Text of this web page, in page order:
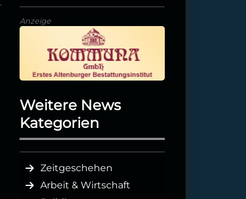
Anzeige
Weitere News
Kategorien
Zeitgeschehen
Arbeit & Wirtschaft